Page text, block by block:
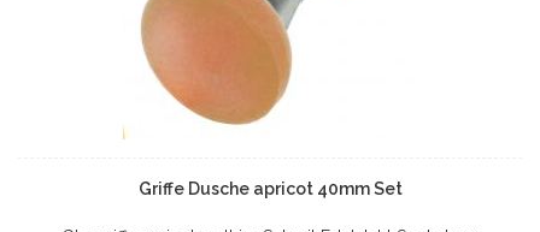
Griffe Dusche apricot 40mm Set